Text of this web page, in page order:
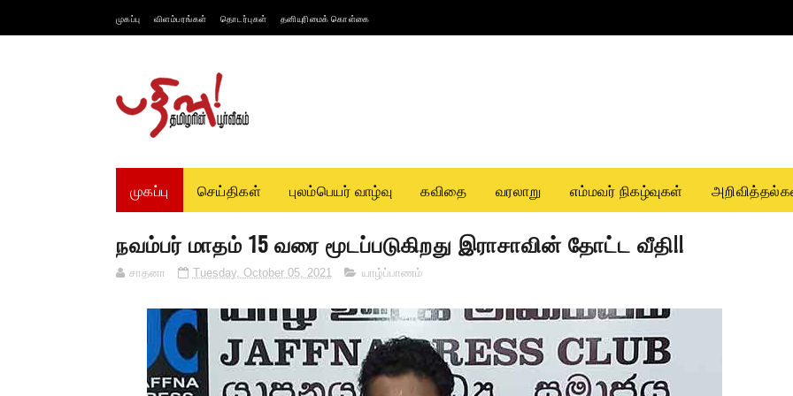
முகப்பு விளம்பரங்கள் தொடர்புகள் தனியுரிமைக் கொள்கை
முகப்பு செய்திகள் புலம்பெயர் வாழ்வு கவிதை வரலாறு எம்மவர் நிகழ்வுகள்
நவம்பர் மாதம் 15 வரை மூடப்படுகிறது இராசாவின் தோட்ட வீதி!!
சாதனா Tuesday, October 05, 2021 யாழ்ப்பாணம்